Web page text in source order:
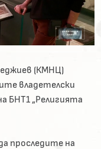
(КМНЦ)
владетелски
БНТ1 „Религията
проследите на